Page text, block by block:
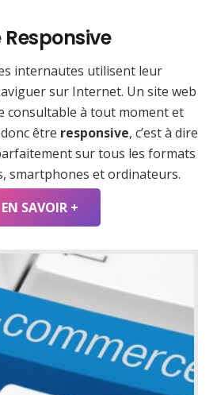
Responsive
internautes utilisent leur
sur Internet. Un site web
consultable à tout moment et
être responsive, c’est à dire
sur tous les formats
smartphones et ordinateurs.
EN SAVOIR +